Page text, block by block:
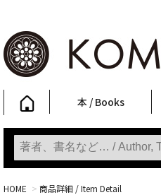
本 / Books
写真集
Photobooks
ファッション
Fashion
アート / 美術
Art
文学・人文
Literature & Humanities
日本文化
Japanese Culture
新刊
New Books
SALE
SALE
HOME > 商品詳細 / Item Detail